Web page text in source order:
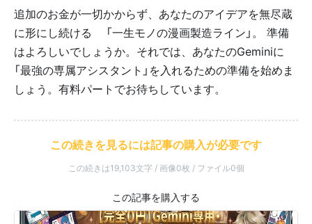
追加のお金が一切かからず、あなたのアイデアを無尽蔵
に形にし続ける✨「一生モノの漫画製造ライン」。 準備
はよろしいでしょうか。それでは、あなたのGeminiに💡
「最強の専属アシスタント」を入れるための準備を始めま
しょう。有料パートでお待ちしています。
この続きを見るには記事の購入が必要です
この続きは19,103文字 / 画像0枚 / ファイル0個